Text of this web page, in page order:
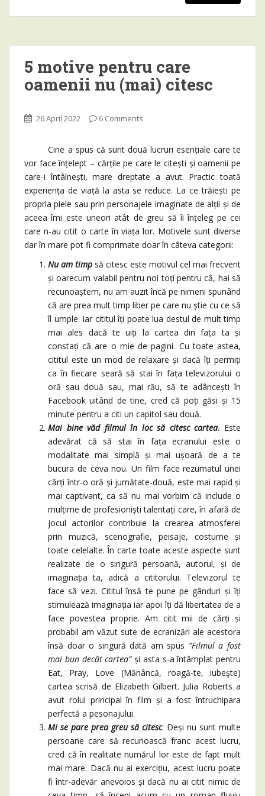
5 motive pentru care
oamenii nu (mai) citesc
26 April 2022 6 Comments
Cine a spus că sunt două lucruri esențiale care te
vor face înțelept – cărțile pe care le citești și oamenii pe
care-i întâlnești, mare dreptate a avut. Practic toată
experiența de viață la asta se reduce. La ce trăiești pe
propria piele sau prin personajele imaginate de alții și de
aceea îmi este uneori atât de greu să îi înțeleg pe cei
care n-au citit o carte în viața lor. Motivele sunt diverse
dar în mare pot fi comprimate doar în câteva categorii:
Nu am timp să citesc este motivul cel mai frecvent
și oarecum valabil pentru noi toți pentru că, hai să
recunoaștem, nu am auzit încă pe nimeni spunând
că are prea mult timp liber pe care nu știe cu ce să
îl umple. Iar cititul îți poate lua destul de mult timp
mai ales dacă te uiți la cartea din fața ta și
constați că are o mie de pagini. Cu toate astea,
cititul este un mod de relaxare și dacă îți permiți
ca în fiecare seară să stai în fața televizorului o
oră sau două sau, mai rău, să te adâncești în
Facebook uitând de tine, cred că poți găsi și 15
minute pentru a citi un capitol sau două.
Mai bine văd filmul în loc să citesc cartea. Este
adevărat că să stai în fața ecranului este o
modalitate mai simplă și mai ușoară de a te
bucura de ceva nou. Un film face rezumatul unei
cărți într-o oră și jumătate-două, este mai rapid și
mai captivant, ca să nu mai vorbim că include o
mulțime de profesioniști talentați care, în afară de
jocul actorilor contribuie la crearea atmosferei
prin muzică, scenografie, peisaje, costume și
toate celelalte. În carte toate aceste aspecte sunt
realizate de o singură persoană, autorul, și de
imaginația ta, adică a cititorului. Televizorul te
face să vezi. Cititul însă te pune pe gânduri și îți
stimulează imaginația iar apoi îți dă libertatea de a
face povestea proprie. Am citit mii de cărți și
probabil am văzut sute de ecranizări ale acestora
însă doar o singură dată am spus ”Filmul a fost
mai bun decât cartea”și asta s-a întâmplat pentru
Eat, Pray, Love (Mănâncă, roagă-te, iubeşte)
cartea scrisă de Elizabeth Gilbert. Julia Roberts a
avut rolul principal în film și a fost întruchipara
perfectă a pesonajului.
Mi se pare prea greu să citesc. Deși nu sunt multe
persoane care să recunoască franc acest lucru,
cred că în realitate numărul lor este de fapt mult
mai mare. Dacă nu ai exercițiu, acest lucru poate
fi într-adevăr anevoios și dacă nu ai citit nimic de